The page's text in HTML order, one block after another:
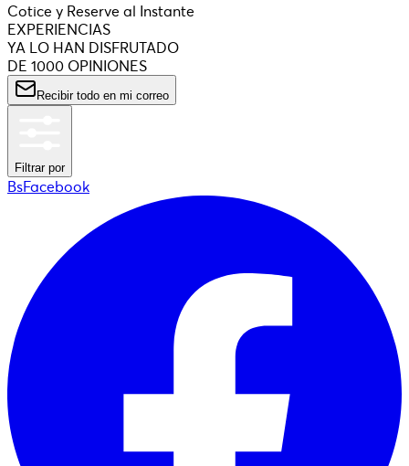
Cotice y Reserve al Instante
EXPERIENCIAS
YA LO HAN DISFRUTADO
DE 1000 OPINIONES
Recibir todo en mi correo
Filtrar por
BsFacebook